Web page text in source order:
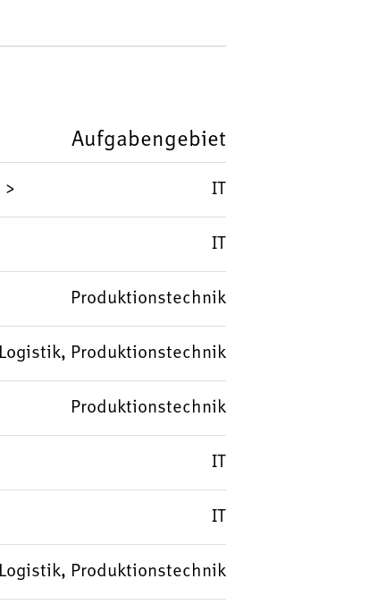
Aufgabengebiet
IT
IT
Produktionstechnik
Logistik, Produktionstechnik
Produktionstechnik
IT
IT
Logistik, Produktionstechnik